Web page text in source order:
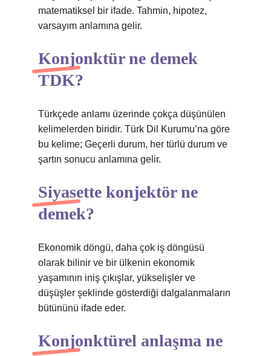
matematiksel bir ifade. Tahmin, hipotez,
varsayım anlamına gelir.
Konjonktür ne demek
TDK?
Türkçede anlamı üzerinde çokça düşünülen
kelimelerden biridir. Türk Dil Kurumu’na göre
bu kelime; Geçerli durum, her türlü durum ve
şartın sonucu anlamına gelir.
Siyasette konjektör ne
demek?
Ekonomik döngü, daha çok iş döngüsü
olarak bilinir ve bir ülkenin ekonomik
yaşamının iniş çıkışlar, yükselişler ve
düşüşler şeklinde gösterdiği dalgalanmaların
bütününü ifade eder.
Konjonktürel anlaşma ne